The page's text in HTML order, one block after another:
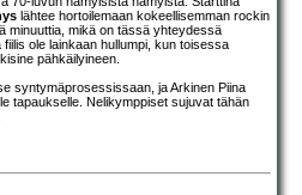
lähtee hortoilemaan kokeellisemman rockin
minuuttia, mikä on tässä yhteydessä
ole lainkaan hullumpi, kun toisessa
pähkäilyineen.
syntymäprosessissaan, ja Arkinen Piina
tapaukselle. Nelikymppiset sujuvat tähän